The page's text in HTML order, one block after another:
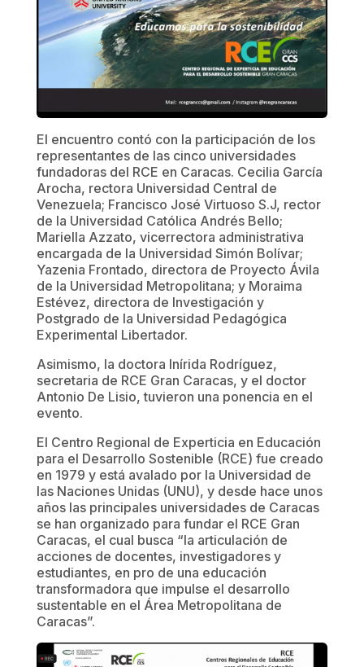
El encuentro contó con la participación de los
representantes de las cinco universidades
fundadoras del RCE en Caracas. Cecilia García
Arocha, rectora Universidad Central de
Venezuela; Francisco José Virtuoso S.J, rector
de la Universidad Católica Andrés Bello;
Mariella Azzato, vicerrectora administrativa
encargada de la Universidad Simón Bolívar;
Yazenia Frontado, directora de Proyecto Ávila
de la Universidad Metropolitana; y Moraima
Estévez, directora de Investigación y
Postgrado de la Universidad Pedagógica
Experimental Libertador.
Asimismo, la doctora Inírida Rodríguez,
secretaria de RCE Gran Caracas, y el doctor
Antonio De Lisio, tuvieron una ponencia en el
evento.
El Centro Regional de Experticia en Educación
para el Desarrollo Sostenible (RCE) fue creado
en 1979 y está avalado por la Universidad de
las Naciones Unidas (UNU), y desde hace unos
años las principales universidades de Caracas
se han organizado para fundar el RCE Gran
Caracas, el cual busca “la articulación de
acciones de docentes, investigadores y
estudiantes, en pro de una educación
transformadora que impulse el desarrollo
sustentable en el Área Metropolitana de
Caracas”.